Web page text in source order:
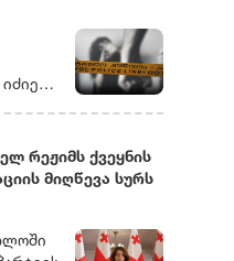
რეჟიმს ქვეყნის
მიღწევა სურს